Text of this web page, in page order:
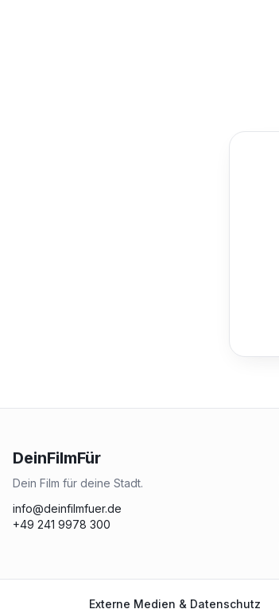
DeinFilmFür
Dein Film für deine Stadt.
info@deinfilmfuer.de
+49 241 9978 300
Externe Medien & Datenschutz